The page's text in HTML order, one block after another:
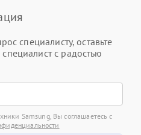
специалисту, оставьте
с радостью
Samsung, Вы соглашаетесь с